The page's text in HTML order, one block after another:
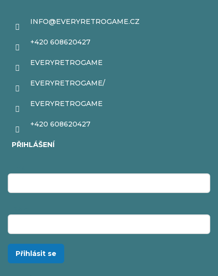
INFO@EVERYRETROGAME.CZ
+420 608620427
EVERYRETROGAME
EVERYRETROGAME/
EVERYRETROGAME
+420 608620427
PŘIHLÁŠENÍ
Přihlásit se